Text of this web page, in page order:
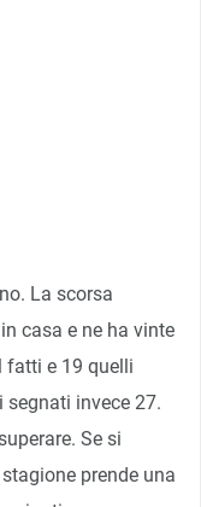
La scorsa
casa e ne ha vinte
fatti e 19 quelli
invece 27.
Se si
prende una